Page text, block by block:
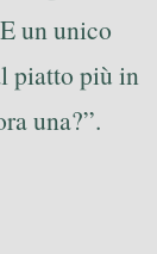
un unico
piatto più in
una?”.